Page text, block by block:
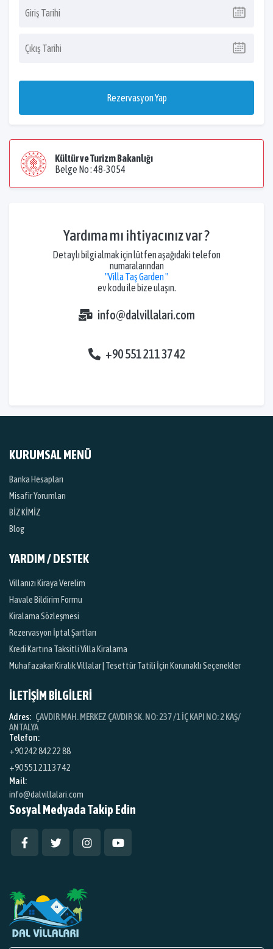
Rezervasyon Yap
Kültür ve Turizm Bakanlığı
Belge No : 48-3054
Yardıma mı ihtiyacınız var ?
Detaylı bilgi almak için lütfen aşağıdaki telefon
numaralarından
"Villa Taş Garden "
ev kodu ile bize ulaşın.
info@dalvillalari.com
+90 551 211 37 42
KURUMSAL MENÜ
Banka Hesapları
Misafir Yorumları
BİZ KİMİZ
Blog
YARDIM / DESTEK
Villanızı Kiraya Verelim
Havale Bildirim Formu
Kiralama Sözleşmesi
Rezervasyon İptal Şartları
Kredi Kartına Taksitli Villa Kiralama
Muhafazakar Kiralık Villalar | Tesettür Tatili İçin Korunaklı Seçenekler
İLETİŞİM BİLGİLERİ
Adres: ÇAVDIR MAH. MERKEZ ÇAVDIR SK. NO: 237 /1 İÇ KAPI NO: 2 KAŞ/
ANTALYA
Telefon:
+90 242 842 22 88
+90 551 211 37 42
Mail:
info@dalvillalari.com
Sosyal Medyada Takip Edin